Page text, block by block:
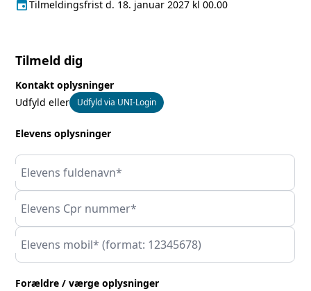
Tilmeldingsfrist
eventTilmeldingsfrist d. 18. januar 2027 kl 00.00
Tilmeld dig
Kontakt oplysninger
Udfyld eller
Udfyld via UNI-Login
Elevens oplysninger
Elevens fuldenavn*
Elevens Cpr nummer*
Elevens mobil* (format: 12345678)
Forældre / værge oplysninger